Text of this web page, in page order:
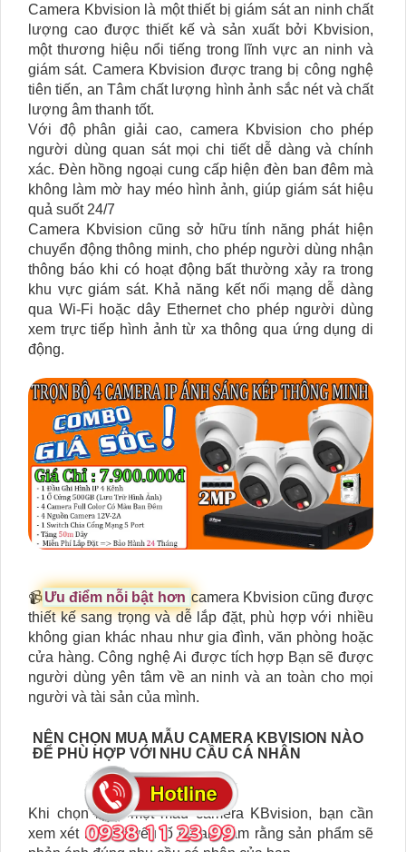
Camera Kbvision là một thiết bị giám sát an ninh chất
lượng cao được thiết kế và sản xuất bởi Kbvision,
một thương hiệu nổi tiếng trong lĩnh vực an ninh và
giám sát. Camera Kbvision được trang bị công nghệ
tiên tiến, an Tâm chất lượng hình ảnh sắc nét và chất
lượng âm thanh tốt.
Với độ phân giải cao, camera Kbvision cho phép
người dùng quan sát mọi chi tiết dễ dàng và chính
xác. Đèn hồng ngoại cung cấp hiện đèn ban đêm mà
không làm mờ hay méo hình ảnh, giúp giám sát hiệu
quả suốt 24/7
Camera Kbvision cũng sở hữu tính năng phát hiện
chuyển động thông minh, cho phép người dùng nhận
thông báo khi có hoạt động bất thường xảy ra trong
khu vực giám sát. Khả năng kết nối mạng dễ dàng
qua Wi-Fi hoặc dây Ethernet cho phép người dùng
xem trực tiếp hình ảnh từ xa thông qua ứng dụng di
động.
📹Ưu điểm nỗi bật hơn camera Kbvision cũng được
thiết kế sang trọng và dễ lắp đặt, phù hợp với nhiều
không gian khác nhau như gia đình, văn phòng hoặc
cửa hàng. Công nghệ Ai được tích hợp Bạn sẽ được
người dùng yên tâm về an ninh và an toàn cho mọi
người và tài sản của mình.
NÊN CHỌN MUA MẪU CAMERA KBVISION NÀO
ĐỂ PHÙ HỢP VỚI NHU CẦU CÁ NHÂN
Khi chọn mua một mẫu camera KBvision, bạn cần
xem xét một số yếu tố để an Tâm rằng sản phẩm sẽ